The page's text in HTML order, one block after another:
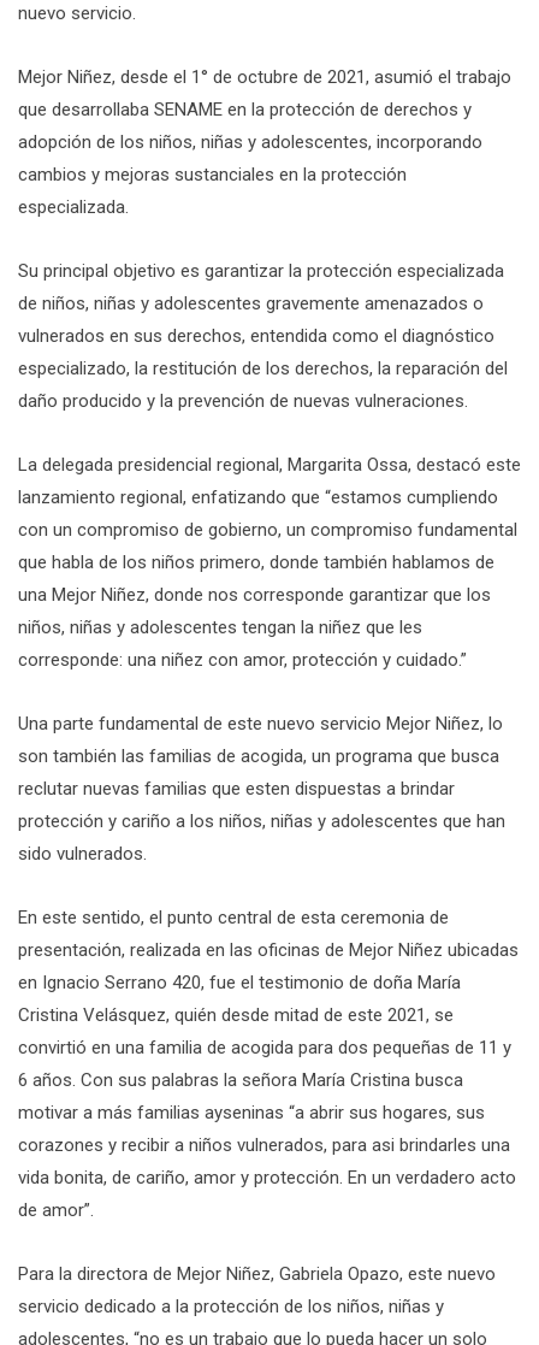
nuevo servicio.
Mejor Niñez, desde el 1° de octubre de 2021, asumió el trabajo
que desarrollaba SENAME en la protección de derechos y
adopción de los niños, niñas y adolescentes, incorporando
cambios y mejoras sustanciales en la protección
especializada.
Su principal objetivo es garantizar la protección especializada
de niños, niñas y adolescentes gravemente amenazados o
vulnerados en sus derechos, entendida como el diagnóstico
especializado, la restitución de los derechos, la reparación del
daño producido y la prevención de nuevas vulneraciones.
La delegada presidencial regional, Margarita Ossa, destacó este
lanzamiento regional, enfatizando que “estamos cumpliendo
con un compromiso de gobierno, un compromiso fundamental
que habla de los niños primero, donde también hablamos de
una Mejor Niñez, donde nos corresponde garantizar que los
niños, niñas y adolescentes tengan la niñez que les
corresponde: una niñez con amor, protección y cuidado.”
Una parte fundamental de este nuevo servicio Mejor Niñez, lo
son también las familias de acogida, un programa que busca
reclutar nuevas familias que esten dispuestas a brindar
protección y cariño a los niños, niñas y adolescentes que han
sido vulnerados.
En este sentido, el punto central de esta ceremonia de
presentación, realizada en las oficinas de Mejor Niñez ubicadas
en Ignacio Serrano 420, fue el testimonio de doña María
Cristina Velásquez, quién desde mitad de este 2021, se
convirtió en una familia de acogida para dos pequeñas de 11 y
6 años. Con sus palabras la señora María Cristina busca
motivar a más familias ayseninas “a abrir sus hogares, sus
corazones y recibir a niños vulnerados, para asi brindarles una
vida bonita, de cariño, amor y protección. En un verdadero acto
de amor”.
Para la directora de Mejor Niñez, Gabriela Opazo, este nuevo
servicio dedicado a la protección de los niños, niñas y
adolescentes, “no es un trabajo que lo pueda hacer un solo